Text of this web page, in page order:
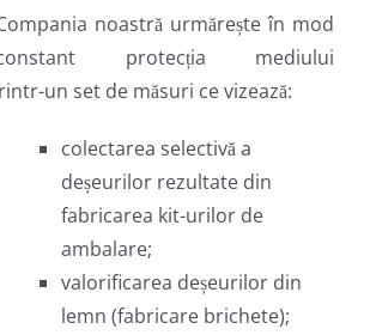
noastră urmărește în mod
protecția mediului
un set de măsuri ce vizează:
colectarea selectivă a
deșeurilor rezultate din
fabricarea kit-urilor de
ambalare;
valorificarea deșeurilor din
lemn (fabricare brichete);